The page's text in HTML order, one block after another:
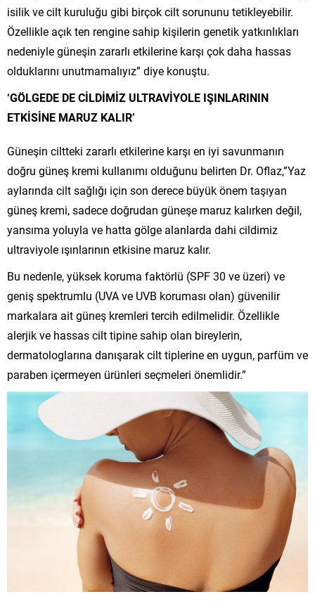
isilik ve cilt kuruluğu gibi birçok cilt sorununu tetikleyebilir.
Özellikle açık ten rengine sahip kişilerin genetik yatkınlıkları
nedeniyle güneşin zararlı etkilerine karşı çok daha hassas
olduklarını unutmamalıyız” diye konuştu.
‘GÖLGEDE DE CİLDİMİZ ULTRAVİYOLE IŞINLARININ
ETKİSİNE MARUZ KALIR’
Güneşin ciltteki zararlı etkilerine karşı en iyi savunmanın
doğru güneş kremi kullanımı olduğunu belirten Dr. Oflaz,”Yaz
aylarında cilt sağlığı için son derece büyük önem taşıyan
güneş kremi, sadece doğrudan güneşe maruz kalırken değil,
yansıma yoluyla ve hatta gölge alanlarda dahi cildimiz
ultraviyole ışınlarının etkisine maruz kalır.
Bu nedenle, yüksek koruma faktörlü (SPF 30 ve üzeri) ve
geniş spektrumlu (UVA ve UVB koruması olan) güvenilir
markalara ait güneş kremleri tercih edilmelidir. Özellikle
alerjik ve hassas cilt tipine sahip olan bireylerin,
dermatologlarına danışarak cilt tiplerine en uygun, parfüm ve
paraben içermeyen ürünleri seçmeleri önemlidir.”